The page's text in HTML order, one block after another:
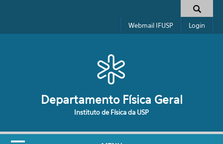
Formulário de busca
Webmail IFUSP Login
Departamento Física Geral
Instituto de Física da USP